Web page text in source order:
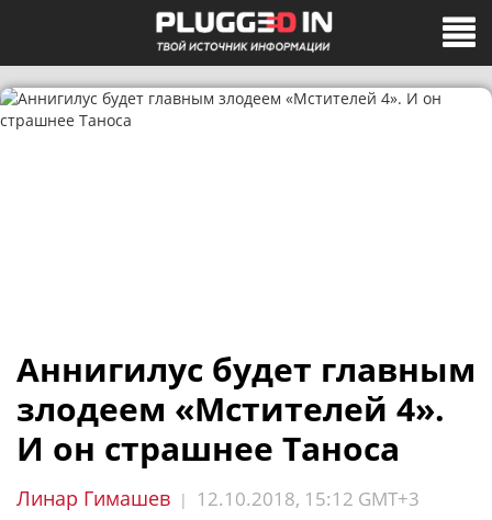
Аннигилус будет главным
злодеем «Мстителей 4».
И он страшнее Таноса
Линар Гимашев | 12.10.2018, 15:12 GMT+3